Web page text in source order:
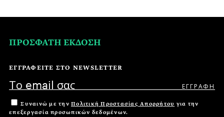
ΠΡΟΣΦΑΤΗ ΕΚΔΟΣΗ
ΕΓΓΡΑΦΕΙΤΕ ΣΤΟ NEWSLETTER
Συναινώ με την Πολιτική Προστασίας Απορρήτου για την
επεξεργασία προσωπικών δεδομένων.